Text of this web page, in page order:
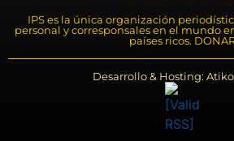
IPS es la única organización
personal y corresponsales en el mundo
países ricos.
Desarrollo & Hosting: